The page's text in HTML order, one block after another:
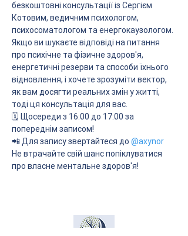
безкоштовні консультації із Сергієм
Котовим, ведичним психологом,
психосоматологом та енергокаузологом.
Якщо ви шукаєте відповіді на питання
про психічне та фізичне здоров'я,
енергетичні резерви та способи їхнього
відновлення, і хочете зрозуміти вектор,
як вам досягти реальних змін у житті,
тоді ця консультація для вас.
🗓 Щосереди з 16:00 до 17:00 за
попереднім записом!
📲 Для запису звертайтеся до @axynor
Не втрачайте свій шанс попіклуватися
про власне ментальне здоров'я!